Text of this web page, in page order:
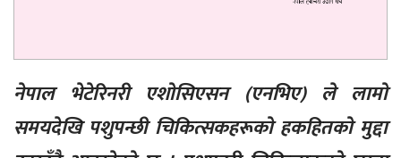
नेपाल भेटेरिनरी एशोसिएसन (एनभिए) ले लामो
समयदेखि पशुपन्छी चिकित्सकहरूको हकहितको मुद्दा